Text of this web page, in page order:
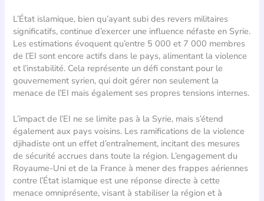
L’État islamique, bien qu’ayant subi des revers militaires
significatifs, continue d’exercer une influence néfaste en Syrie.
Les estimations évoquent qu’entre 5 000 et 7 000 membres
de l’EI sont encore actifs dans le pays, alimentant la violence
et l’instabilité. Cela représente un défi constant pour le
gouvernement syrien, qui doit gérer non seulement la
menace de l’EI mais également ses propres tensions internes.
L’impact de l’EI ne se limite pas à la Syrie, mais s’étend
également aux pays voisins. Les ramifications de la violence
djihadiste ont un effet d’entraînement, incitant des mesures
de sécurité accrues dans toute la région. L’engagement du
Royaume-Uni et de la France à mener des frappes aériennes
contre l’État islamique est une réponse directe à cette
menace omniprésente, visant à stabiliser la région et à